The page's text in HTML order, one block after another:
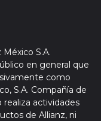
S.A.
en general que
como
S.A. Compañía de
actividades
de Allianz, ni